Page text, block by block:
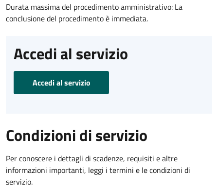
Durata massima del procedimento amministrativo: La
conclusione del procedimento è immediata.
Accedi al servizio
Accedi al servizio
Condizioni di servizio
Per conoscere i dettagli di scadenze, requisiti e altre
informazioni importanti, leggi i termini e le condizioni di
servizio.